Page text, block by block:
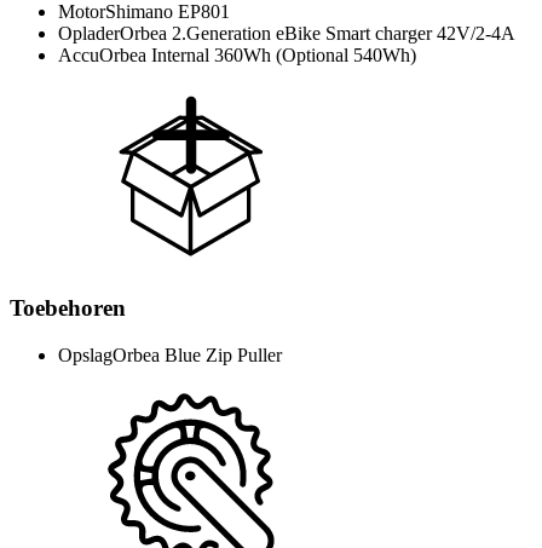
MotorShimano EP801
OpladerOrbea 2.Generation eBike Smart charger 42V/2-4A
AccuOrbea Internal 360Wh (Optional 540Wh)
Toebehoren
OpslagOrbea Blue Zip Puller